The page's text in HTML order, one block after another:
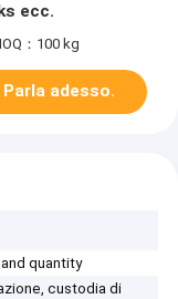
ecc.
：100 kg
Parla adesso.
quantity
custodia di